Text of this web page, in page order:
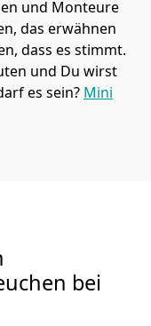
und Monteure
das erwähnen
dass es stimmt.
und Du wirst
es sein? Mini
bei